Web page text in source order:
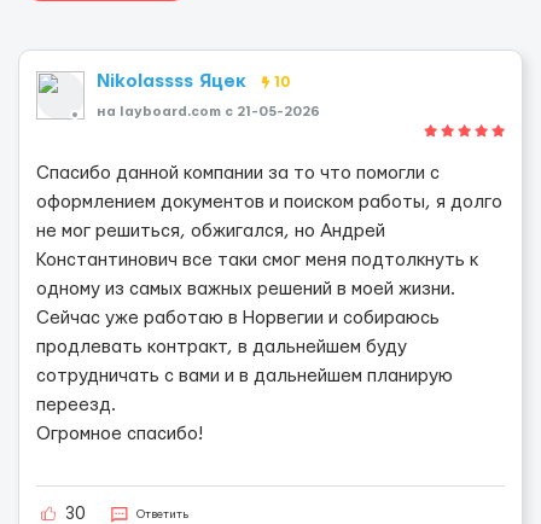
Nikolassss Яцек 10
на layboard.com c 21-05-2026
Спасибо данной компании за то что помогли с
оформлением документов и поиском работы, я долго
не мог решиться, обжигался, но Андрей
Константинович все таки смог меня подтолкнуть к
одному из самых важных решений в моей жизни.
Сейчас уже работаю в Норвегии и собираюсь
продлевать контракт, в дальнейшем буду
сотрудничать с вами и в дальнейшем планирую
переезд.
Огромное спасибо!
30 Ответить